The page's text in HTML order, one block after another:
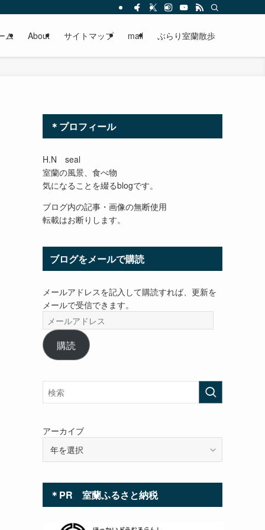
ム About サイトマップ mail ぶらり室蘭散歩
＊プロフィール
H.N seal
室蘭の風景、食べ物
気になることを綴るblogです。
ブログ内の記事・画像の無断使用
転載はお断りします。
ブログをメールで購読
メールアドレスを記入して購読すれば、更新を
メールで受信できます。
ー
ル
ア
レ
ス
購読
アーカイブ
＊PR 室蘭ふるさと納税